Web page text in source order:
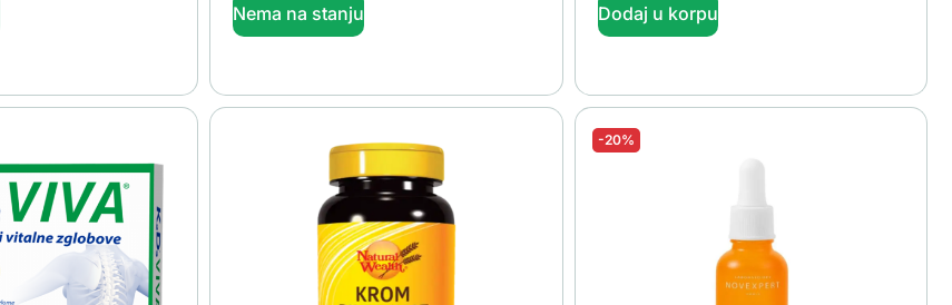
Nema na stanju
Dodaj u korpu
-20%